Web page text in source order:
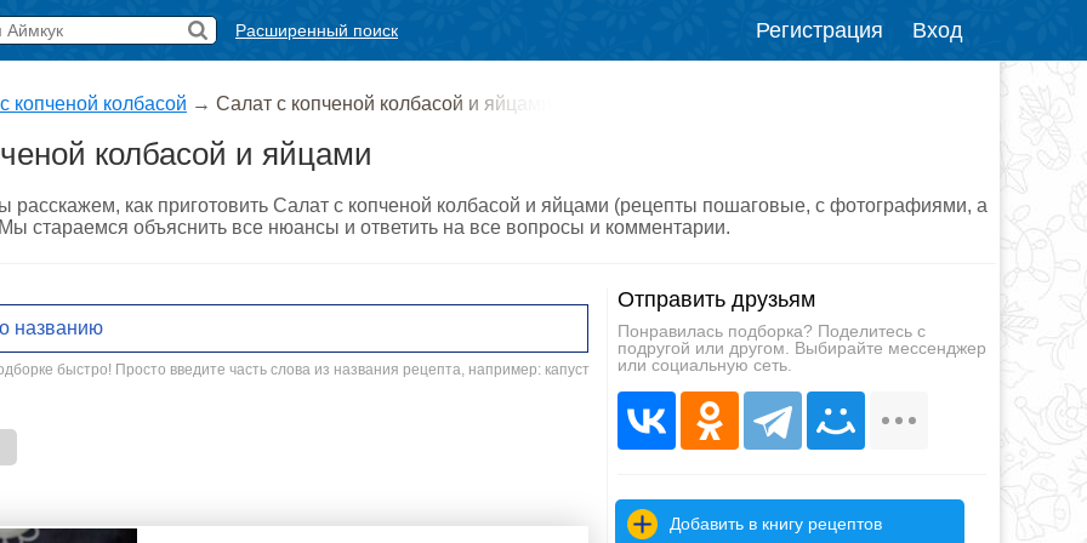
Расширенный поиск Регистрация Вход
копченой колбасой → Салат с копченой колбасой и яйцами
колбасой и яйцами
расскажем, как приготовить Салат с копченой колбасой и яйцами (рецепты пошаговые, с фотографиями, а
стараемся объяснить все нюансы и ответить на все вопросы и комментарии.
быстро! Просто введите часть слова из названия рецепта, например: капуст
Отправить друзьям
Понравилась подборка? Поделитесь с
подругой или другом. Выбирайте мессенджер
или социальную сеть.
Добавить в книгу рецептов